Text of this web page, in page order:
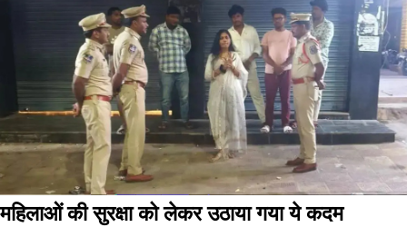
महिलाओं की सुरक्षा को लेकर उठाया गया ये कदम